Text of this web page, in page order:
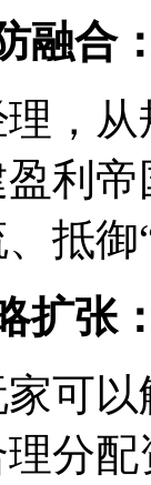
融合
，
利
抵
扩张
可
分